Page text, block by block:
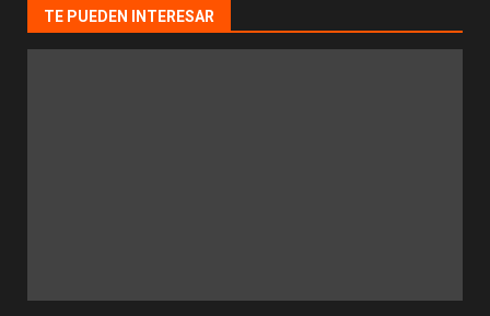
TE PUEDEN INTERESAR